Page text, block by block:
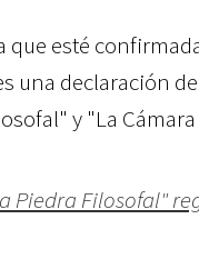
que esté
una declaración
y "La Cámara
Piedra Filosofal"